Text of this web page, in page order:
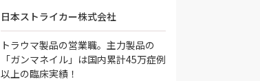
日本ストライカー株式会社
トラウマ製品の営業職。主力製品の
「ガンマネイル」は国内累計45万症例
以上の臨床実績！